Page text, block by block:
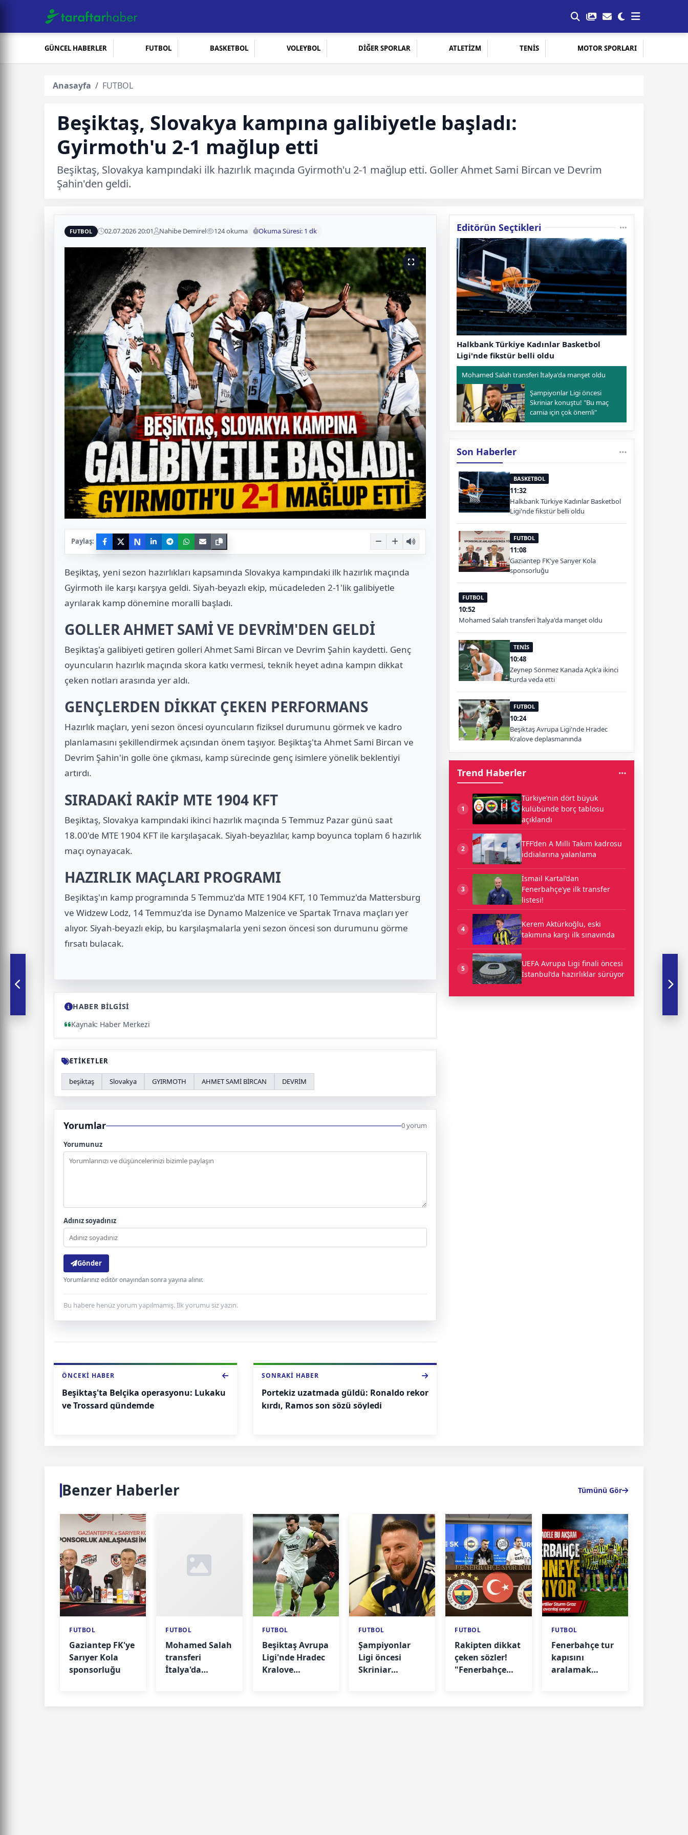
GÜNCEL HABERLER FUTBOL BASKETBOL VOLEYBOL DİĞER SPORLAR ATLETİZM TENİS MOTOR SPORLARI
Anasayfa FUTBOL
Beşiktaş, Slovakya kampına galibiyetle başladı:
Gyirmoth'u 2-1 mağlup etti
Beşiktaş, Slovakya kampındaki ilk hazırlık maçında Gyirmoth'u 2-1 mağlup etti. Goller Ahmet Sami Bircan ve Devrim
Şahin'den geldi.
FUTBOL 02.07.2026 20:01 Nahibe Demirel 124 okuma Okuma Süresi: 1 dk
Paylaş: N
Beşiktaş, yeni sezon hazırlıkları kapsamında Slovakya kampındaki ilk hazırlık maçında
Gyirmoth ile karşı karşıya geldi. Siyah-beyazlı ekip, mücadeleden 2-1'lik galibiyetle
ayrılarak kamp dönemine moralli başladı.
GOLLER AHMET SAMİ VE DEVRİM'DEN GELDİ
Beşiktaş'a galibiyeti getiren golleri Ahmet Sami Bircan ve Devrim Şahin kaydetti. Genç
oyuncuların hazırlık maçında skora katkı vermesi, teknik heyet adına kampın dikkat
çeken notları arasında yer aldı.
GENÇLERDEN DİKKAT ÇEKEN PERFORMANS
Hazırlık maçları, yeni sezon öncesi oyuncuların fiziksel durumunu görmek ve kadro
planlamasını şekillendirmek açısından önem taşıyor. Beşiktaş'ta Ahmet Sami Bircan ve
Devrim Şahin'in golle öne çıkması, kamp sürecinde genç isimlere yönelik beklentiyi
artırdı.
SIRADAKİ RAKİP MTE 1904 KFT
Beşiktaş, Slovakya kampındaki ikinci hazırlık maçında 5 Temmuz Pazar günü saat
18.00'de MTE 1904 KFT ile karşılaşacak. Siyah-beyazlılar, kamp boyunca toplam 6 hazırlık
maçı oynayacak.
HAZIRLIK MAÇLARI PROGRAMI
Beşiktaş'ın kamp programında 5 Temmuz'da MTE 1904 KFT, 10 Temmuz'da Mattersburg
ve Widzew Lodz, 14 Temmuz'da ise Dynamo Malzenice ve Spartak Trnava maçları yer
alıyor. Siyah-beyazlı ekip, bu karşılaşmalarla yeni sezon öncesi son durumunu görme
fırsatı bulacak.
HABER BİLGİSİ
Kaynak: Haber Merkezi
ETİKETLER
beşiktaş Slovakya GYIRMOTH AHMET SAMİ BİRCAN DEVRİM
Yorumlar 0 yorum
Yorumunuz
Adınız soyadınız
Gönder
Yorumlarınız editör onayından sonra yayına alınır.
Bu habere henüz yorum yapılmamış. İlk yorumu siz yazın.
ÖNCEKI HABER
Beşiktaş'ta Belçika operasyonu: Lukaku
ve Trossard gündemde
SONRAKI HABER
Portekiz uzatmada güldü: Ronaldo rekor
kırdı, Ramos son sözü söyledi
Editörün Seçtikleri
Halkbank Türkiye Kadınlar Basketbol
Ligi'nde fikstür belli oldu
Mohamed Salah transferi İtalya'da manşet oldu
Şampiyonlar Ligi öncesi
Skriniar konuştu! "Bu maç
camia için çok önemli"
Son Haberler
BASKETBOL
11:32
Halkbank Türkiye Kadınlar Basketbol
Ligi'nde fikstür belli oldu
FUTBOL
11:08
Gaziantep FK'ye Sarıyer Kola
sponsorluğu
FUTBOL
10:52
Mohamed Salah transferi İtalya'da manşet oldu
TENİS
10:48
Zeynep Sönmez Kanada Açık'a ikinci
turda veda etti
FUTBOL
10:24
Beşiktaş Avrupa Ligi'nde Hradec
Kralove deplasmanında
Trend Haberler
1
Türkiye’nin dört büyük
kulübünde borç tablosu
açıklandı
2
TFF’den A Milli Takım kadrosu
iddialarına yalanlama
3
İsmail Kartal’dan
Fenerbahçe’ye ilk transfer
listesi!
4
Kerem Aktürkoğlu, eski
takımına karşı ilk sınavında
5
UEFA Avrupa Ligi finali öncesi
İstanbul’da hazırlıklar sürüyor
Benzer Haberler Tümünü Gör
FUTBOL
Gaziantep FK'ye
Sarıyer Kola
sponsorluğu
FUTBOL
Mohamed Salah
transferi
İtalya'da
FUTBOL
Beşiktaş Avrupa
Ligi'nde Hradec
Kralove
FUTBOL
Şampiyonlar
Ligi öncesi
Skriniar
FUTBOL
Rakipten dikkat
çeken sözler!
"Fenerbahçe
FUTBOL
Fenerbahçe tur
kapısını
aralamak